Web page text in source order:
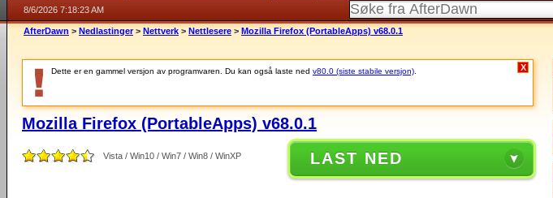
8/6/2026 7:18:23 AM
AfterDawn > Nedlastinger > Nettverk > Nettlesere > Mozilla Firefox (PortableApps) v68.0.1
Dette er en gammel versjon av programvaren. Du kan også laste ned v80.0 (siste stabile versjon) X
Mozilla Firefox (PortableApps) v68.0.1
Vista / Win10 / Win7 / Win8 / WinXP LAST NED